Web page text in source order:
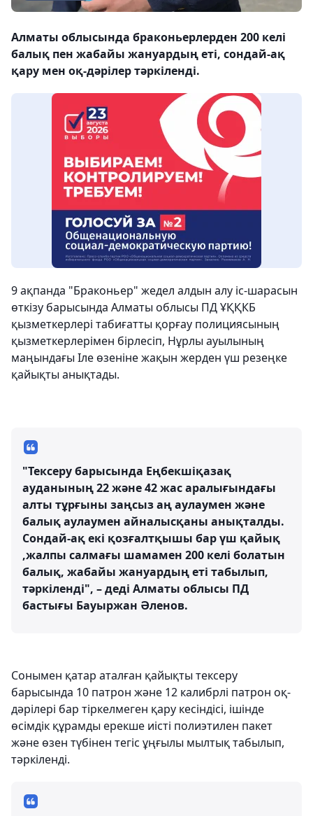
Алматы облысында браконьерлерден 200 келі
балық пен жабайы жануардың еті, сондай-ақ
қару мен оқ-дәрілер тәркіленді.
9 ақпанда "Браконьер" жедел алдын алу іс-шарасын
өткізу барысында Алматы облысы ПД ҰҚҚКБ
қызметкерлері табиғатты қорғау полициясының
қызметкерлерімен бірлесіп, Нұрлы ауылының
маңындағы Іле өзеніне жақын жерден үш резеңке
қайықты анықтады.
"Тексеру барысында Еңбекшіқазақ
ауданының 22 және 42 жас аралығындағы
алты тұрғыны заңсыз аң аулаумен және
балық аулаумен айналысқаны анықталды.
Сондай-ақ екі қозғалтқышы бар үш қайық
,жалпы салмағы шамамен 200 келі болатын
балық, жабайы жануардың еті табылып,
тәркіленді", – деді Алматы облысы ПД
бастығы Бауыржан Әленов.
Сонымен қатар аталған қайықты тексеру
барысында 10 патрон және 12 калибрлі патрон оқ-
дәрілері бар тіркелмеген қару кесіндісі, ішінде
өсімдік құрамды ерекше иісті полиэтилен пакет
және өзен түбінен тегіс ұңғылы мылтық табылып,
тәркіленді.